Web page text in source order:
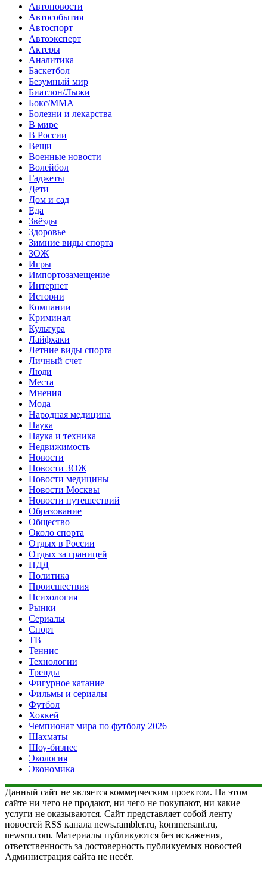
Автоновости
Автособытия
Автоспорт
Автоэксперт
Актеры
Аналитика
Баскетбол
Безумный мир
Биатлон/Лыжи
Бокс/MMA
Болезни и лекарства
В мире
В России
Вещи
Военные новости
Волейбол
Гаджеты
Дети
Дом и сад
Еда
Звёзды
Здоровье
Зимние виды спорта
ЗОЖ
Игры
Импортозамещение
Интернет
Истории
Компании
Криминал
Культура
Лайфхаки
Летние виды спорта
Личный счет
Люди
Места
Мнения
Мода
Народная медицина
Наука
Наука и техника
Недвижимость
Новости
Новости ЗОЖ
Новости медицины
Новости Москвы
Новости путешествий
Образование
Общество
Около спорта
Отдых в России
Отдых за границей
ПДД
Политика
Происшествия
Психология
Рынки
Сериалы
Спорт
ТВ
Теннис
Технологии
Тренды
Фигурное катание
Фильмы и сериалы
Футбол
Хоккей
Чемпионат мира по футболу 2026
Шахматы
Шоу-бизнес
Экология
Экономика
Данный сайт не является коммерческим проектом. На этом
сайте ни чего не продают, ни чего не покупают, ни какие
услуги не оказываются. Сайт представляет собой ленту
новостей RSS канала news.rambler.ru, kommersant.ru,
newsru.com. Материалы публикуются без искажения,
ответственность за достоверность публикуемых новостей
Администрация сайта не несёт.